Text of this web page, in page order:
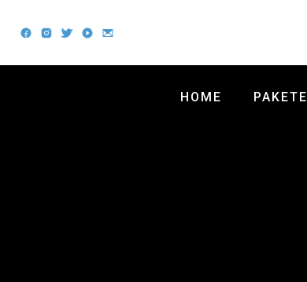
HOME PAKETE